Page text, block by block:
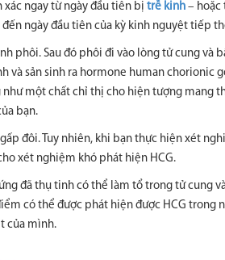
ngay từ ngày đầu tiên bị trễ kinh – hoặc
ngày đầu tiên của kỳ kinh nguyệt tiếp
phôi. Sau đó phôi đi vào lòng tử cung và
và sản sinh ra hormone human chorionic
một chất chỉ thị cho hiện tượng mang
bạn.
đôi. Tuy nhiên, khi bạn thực hiện xét
xét nghiệm khó phát hiện HCG.
đã thụ tinh có thể làm tổ trong tử cung
có thể được phát hiện được HCG trong
của mình.